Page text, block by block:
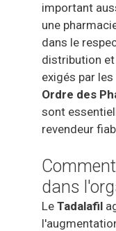
important
une
dans le
distribution
exigés par
Ordre des
sont
revendeur
dans
Le Tadalafil